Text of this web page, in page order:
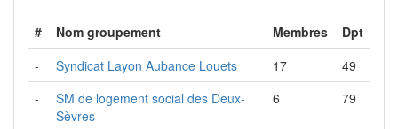
# Nom groupement Membres
Dpt
-
Syndicat Layon Aubance Louets 17
49
-
SM de logement social des Deux-
Sèvres
6 79